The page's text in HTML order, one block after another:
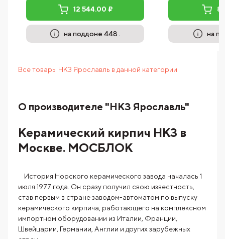
12 544.00 ₽
на поддоне 448 .
8
на
Все товары НКЗ Ярославль в данной категории
О производителе "НКЗ Ярославль"
Керамический кирпич НКЗ в
Москве. МОСБЛОК
История Норского керамического завода началась 1
июля 1977 года. Он сразу получил свою известность,
став первым в стране заводом-автоматом по выпуску
керамического кирпича, работающего на комплексном
импортном оборудовании из Италии, Франции,
Швейцарии, Германии, Англии и других зарубежных